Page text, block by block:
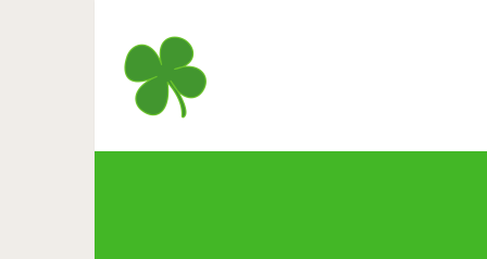
Фотопроект: Прежде, чем